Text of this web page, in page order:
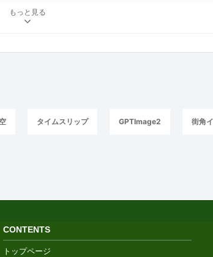
もっと見る
タイムスリップ GPTImage2 街角
CONTENTS
トップページ